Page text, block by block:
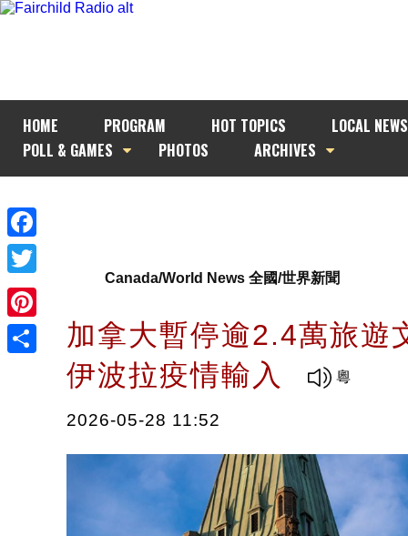
HOME PROGRAM HOT TOPICS
LOCAL NEWS
POLL & GAMES
PHOTOS ARCHIVES
Facebook
Twitter
Pinterest
Canada/World News 全國/世界新聞
加拿大暫停逾2.4萬旅
伊波拉疫情輸入
2026-05-28 11:52